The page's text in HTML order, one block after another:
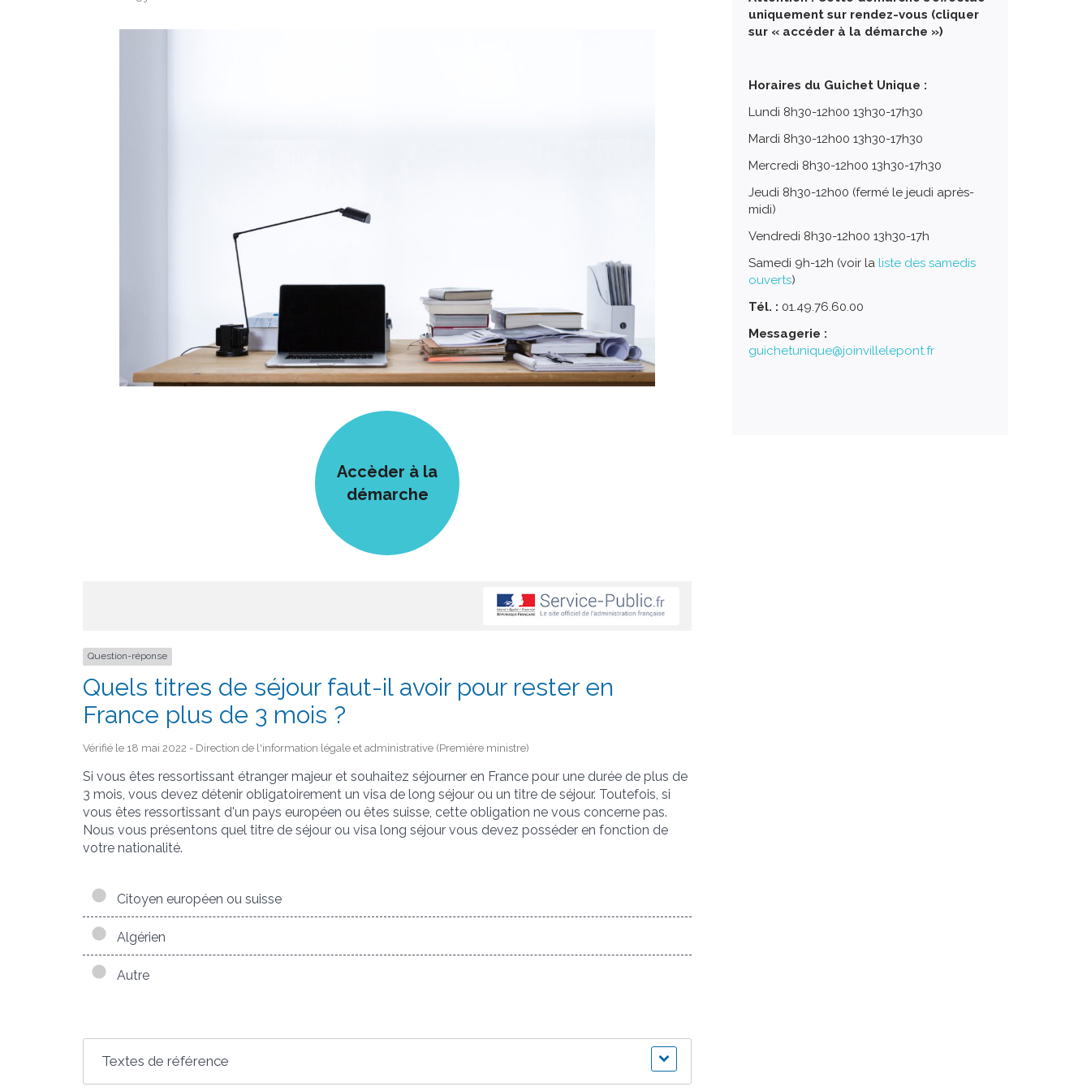
Accèder à la
démarche
Question-réponse
Quels titres de séjour faut-il avoir pour rester en
France plus de 3 mois ?
Vérifié le 18 mai 2022 - Direction de l'information légale et administrative (Première ministre)
Si vous êtes ressortissant étranger majeur et souhaitez séjourner en France pour une durée de plus de
3 mois, vous devez détenir obligatoirement un visa de long séjour ou un titre de séjour. Toutefois, si
vous êtes ressortissant d'un pays européen ou êtes suisse, cette obligation ne vous concerne pas.
Nous vous présentons quel titre de séjour ou visa long séjour vous devez posséder en fonction de
votre nationalité.
Citoyen européen ou suisse
Algérien
Autre
Textes de référence
uniquement sur rendez-vous (cliquer
sur « accéder à la démarche »)
Horaires du Guichet Unique :
Lundi 8h30-12h00 13h30-17h30
Mardi 8h30-12h00 13h30-17h30
Mercredi 8h30-12h00 13h30-17h30
Jeudi 8h30-12h00 (fermé le jeudi après-
midi)
Vendredi 8h30-12h00 13h30-17h
Samedi 9h-12h (voir la liste des samedis
ouverts)
Tél. : 01.49.76.60.00
Messagerie :
guichetunique@joinvillelepont.fr